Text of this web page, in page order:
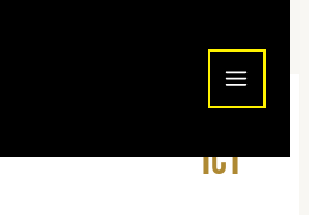
ICT